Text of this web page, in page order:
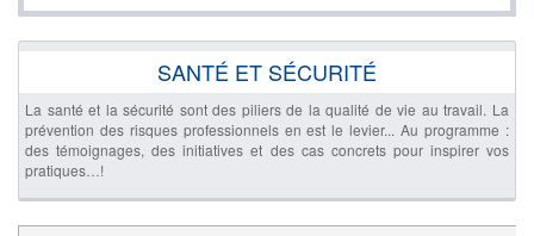
SANTÉ ET SÉCURITÉ
La santé et la sécurité sont des piliers de la qualité de vie au travail. La
prévention des risques professionnels en est le levier... Au programme :
des témoignages, des initiatives et des cas concrets pour inspirer vos
pratiques…!